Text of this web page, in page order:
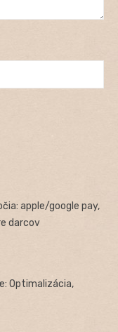
apple/google pay,
darcov
Optimalizácia,